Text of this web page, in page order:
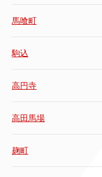
馬喰町
駒込
高円寺
高田馬場
麹町